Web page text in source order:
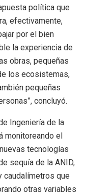
política que
efectivamente,
por el bien
la experiencia de
obras, pequeñas
los ecosistemas,
pequeñas
concluyó.
Ingeniería de la
monitoreando el
tecnologías
sequía de la ANID,
caudalímetros que
otras variables